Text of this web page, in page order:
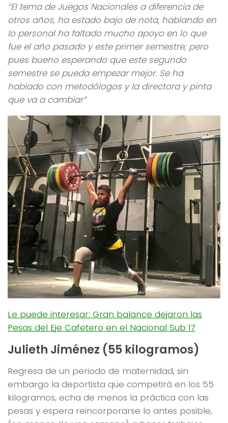
“El tema de Juegos Nacionales a diferencia de
otros años, ha estado bajo de nota, hablando en
lo personal ha faltado mucho apoyo en lo que
fue el año pasado y este primer semestre; pero
pues bueno esperando que este segundo
semestre se pueda empezar mejor. Se ha
hablado con metodólogos y la directora y pinta
que va a cambiar”
Le puede interesar: Gran balance dejaron las
Pesas del Eje Cafetero en el Nacional Sub 17
Julieth Jiménez (55 kilogramos)
Regresa de un periodo de maternidad, sin
embargo la deportista que competirá en los 55
kilogramos, echa de menos la práctica con las
pesas y espera reincorporarse lo antes posible,